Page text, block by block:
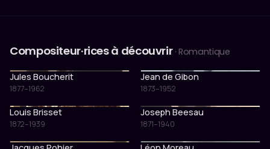
Compositeur·rices à découvrir · Romantique
Jules Boucherit
1877–1962
Jean de Gibon
1873–1952
Louis Brisset
1872–1939
Joseph Beesau
1871–1940